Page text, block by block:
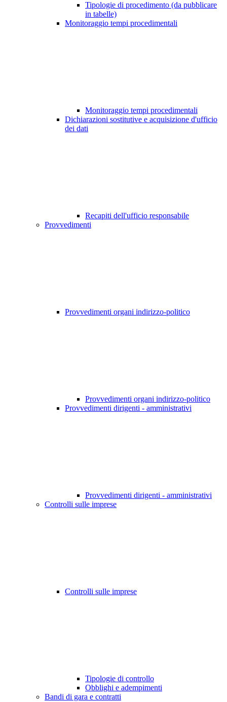
Tipologie di procedimento (da pubblicare
in tabelle)
Monitoraggio tempi procedimentali
Monitoraggio tempi procedimentali
Dichiarazioni sostitutive e acquisizione d'ufficio
dei dati
Recapiti dell'ufficio responsabile
Provvedimenti
Provvedimenti organi indirizzo-politico
Provvedimenti organi indirizzo-politico
Provvedimenti dirigenti - amministrativi
Provvedimenti dirigenti - amministrativi
Controlli sulle imprese
Controlli sulle imprese
Tipologie di controllo
Obblighi e adempimenti
Bandi di gara e contratti